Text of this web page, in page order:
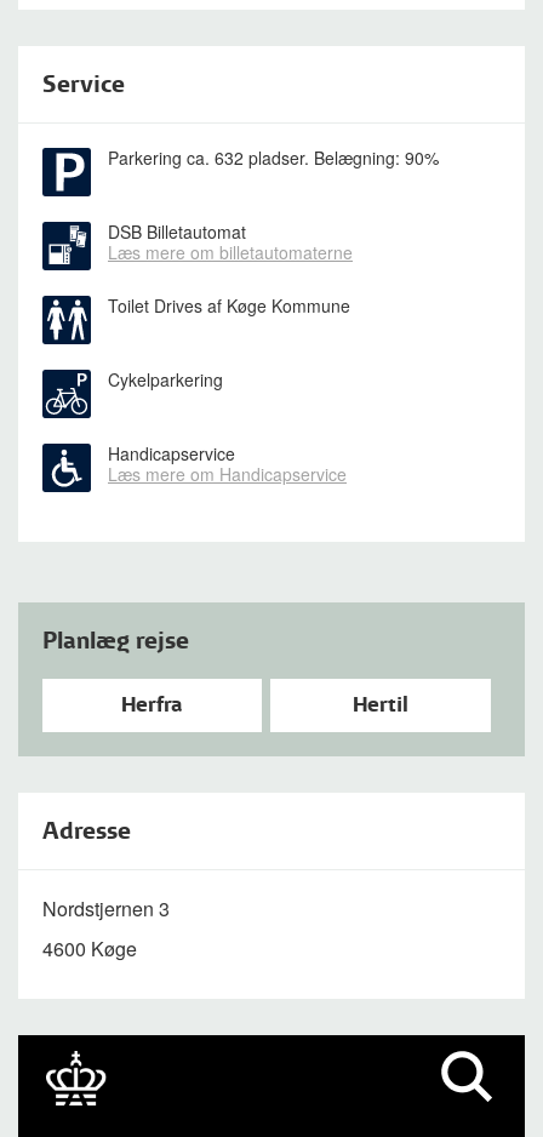
Service
Parkering ca. 632 pladser. Belægning: 90%
DSB Billetautomat
Læs mere om billetautomaterne
Toilet Drives af Køge Kommune
Cykelparkering
Handicapservice
Læs mere om Handicapservice
Planlæg rejse
Herfra Hertil
Adresse
Nordstjernen 3
4600 Køge